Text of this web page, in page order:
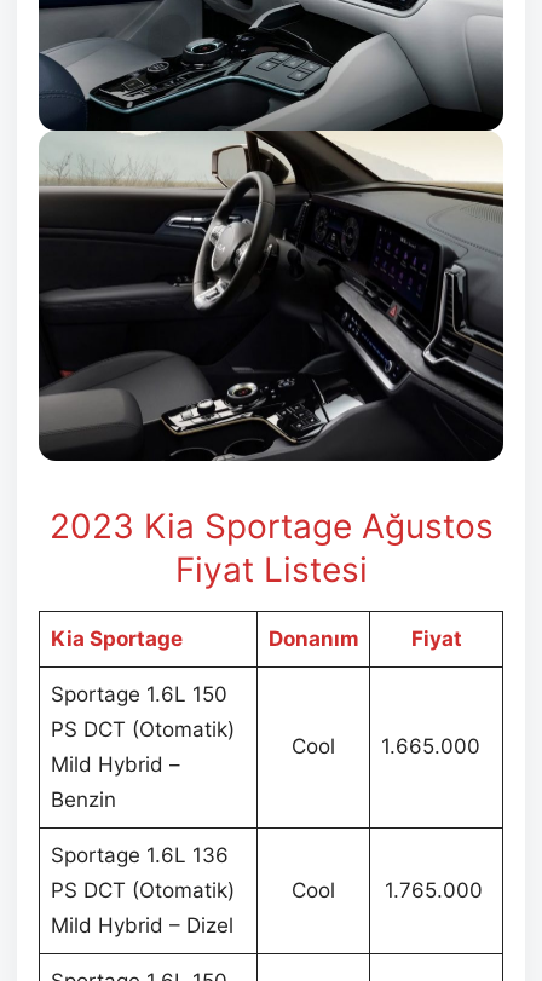
2023 Kia Sportage Ağustos
Fiyat Listesi
Kia Sportage Donanım Fiyat
Sportage 1.6L 150
PS DCT (Otomatik)
Mild Hybrid –
Benzin
Cool 1.665.000
Sportage 1.6L 136
PS DCT (Otomatik)
Mild Hybrid – Dizel
Cool 1.765.000